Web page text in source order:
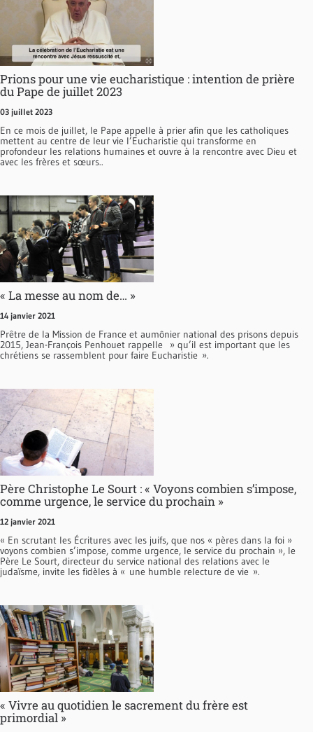
Prions pour une vie eucharistique : intention de prière
du Pape de juillet 2023
03 juillet 2023
En ce mois de juillet, le Pape appelle à prier afin que les catholiques
mettent au centre de leur vie l’Eucharistie qui transforme en
profondeur les relations humaines et ouvre à la rencontre avec Dieu et
avec les frères et sœurs..
« La messe au nom de… »
14 janvier 2021
Prêtre de la Mission de France et aumônier national des prisons depuis
2015, Jean-François Penhouet rappelle » qu’il est important que les
chrétiens se rassemblent pour faire Eucharistie ».
Père Christophe Le Sourt : « Voyons combien s’impose,
comme urgence, le service du prochain »
12 janvier 2021
« En scrutant les Écritures avec les juifs, que nos « pères dans la foi »
voyons combien s’impose, comme urgence, le service du prochain », le
Père Le Sourt, directeur du service national des relations avec le
judaïsme, invite les fidèles à « une humble relecture de vie ».
« Vivre au quotidien le sacrement du frère est
primordial »